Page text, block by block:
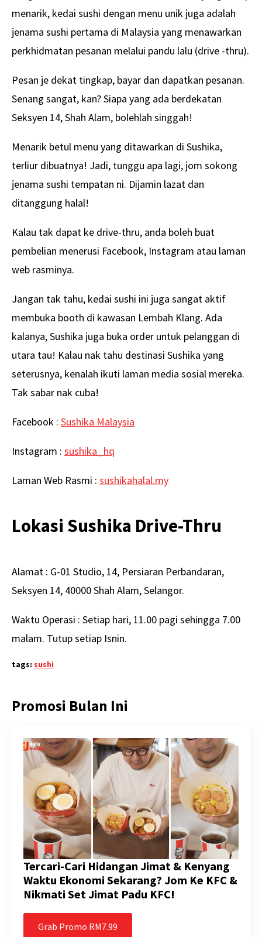
menarik, kedai sushi dengan menu unik juga adalah
jenama sushi pertama di Malaysia yang menawarkan
perkhidmatan pesanan melalui pandu lalu (drive -thru).
Pesan je dekat tingkap, bayar dan dapatkan pesanan.
Senang sangat, kan? Siapa yang ada berdekatan
Seksyen 14, Shah Alam, bolehlah singgah!
Menarik betul menu yang ditawarkan di Sushika,
terliur dibuatnya! Jadi, tunggu apa lagi, jom sokong
jenama sushi tempatan ni. Dijamin lazat dan
ditanggung halal!
Kalau tak dapat ke drive-thru, anda boleh buat
pembelian menerusi Facebook, Instagram atau laman
web rasminya.
Jangan tak tahu, kedai sushi ini juga sangat aktif
membuka booth di kawasan Lembah Klang. Ada
kalanya, Sushika juga buka order untuk pelanggan di
utara tau! Kalau nak tahu destinasi Sushika yang
seterusnya, kenalah ikuti laman media sosial mereka.
Tak sabar nak cuba!
Facebook : Sushika Malaysia
Instagram : sushika_hq
Laman Web Rasmi : sushikahalal.my
Lokasi Sushika Drive-Thru
Alamat : G-01 Studio, 14, Persiaran Perbandaran,
Seksyen 14, 40000 Shah Alam, Selangor.
Waktu Operasi : Setiap hari, 11.00 pagi sehingga 7.00
malam. Tutup setiap Isnin.
tags: sushi
Promosi Bulan Ini
Tercari-Cari Hidangan Jimat & Kenyang
Waktu Ekonomi Sekarang? Jom Ke KFC &
Nikmati Set Jimat Padu KFC!
Grab Promo RM7.99